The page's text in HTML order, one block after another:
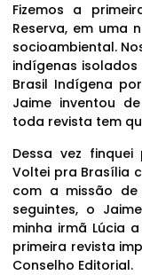
Fizemos a
Reserva, em uma
socioambiental.
indígenas isolados
Brasil Indígena
Jaime inventou
toda revista tem
Dessa vez
Voltei pra Brasília
com a missão
seguintes, o
minha irmã Lúcia
primeira revista
Conselho Editorial.